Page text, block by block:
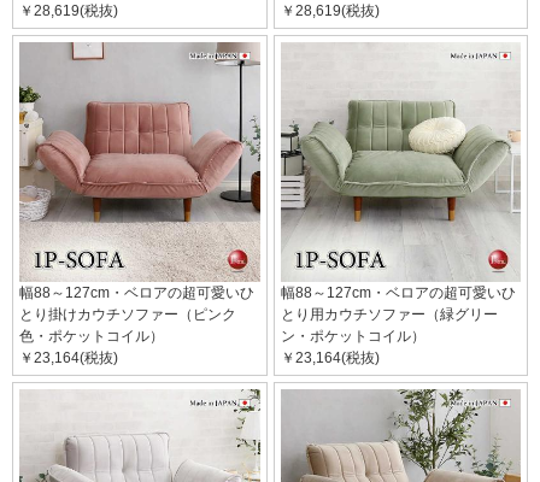
￥28,619(税抜)
￥28,619(税抜)
幅88～127cm・ベロアの超可愛いひ
とり掛けカウチソファー（ピンク
色・ポケットコイル）
￥23,164(税抜)
幅88～127cm・ベロアの超可愛いひ
とり用カウチソファー（緑グリー
ン・ポケットコイル）
￥23,164(税抜)